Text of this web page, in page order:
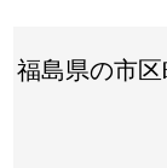
福島県の市